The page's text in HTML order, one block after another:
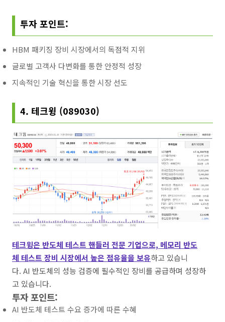
투자 포인트:
HBM 패키징 장비 시장에서의 독점적 지위
글로벌 고객사 다변화를 통한 안정적 성장
지속적인 기술 혁신을 통한 시장 선도
4. 테크윙 (089030)
테크윙은 반도체 테스트 핸들러 전문 기업으로, 메모리 반도
체 테스트 장비 시장에서 높은 점유율을 보유하고 있습니
다. AI 반도체의 성능 검증에 필수적인 장비를 공급하며 성장하
고 있습니다.
투자 포인트:
AI 반도체 테스트 수요 증가에 따른 수혜